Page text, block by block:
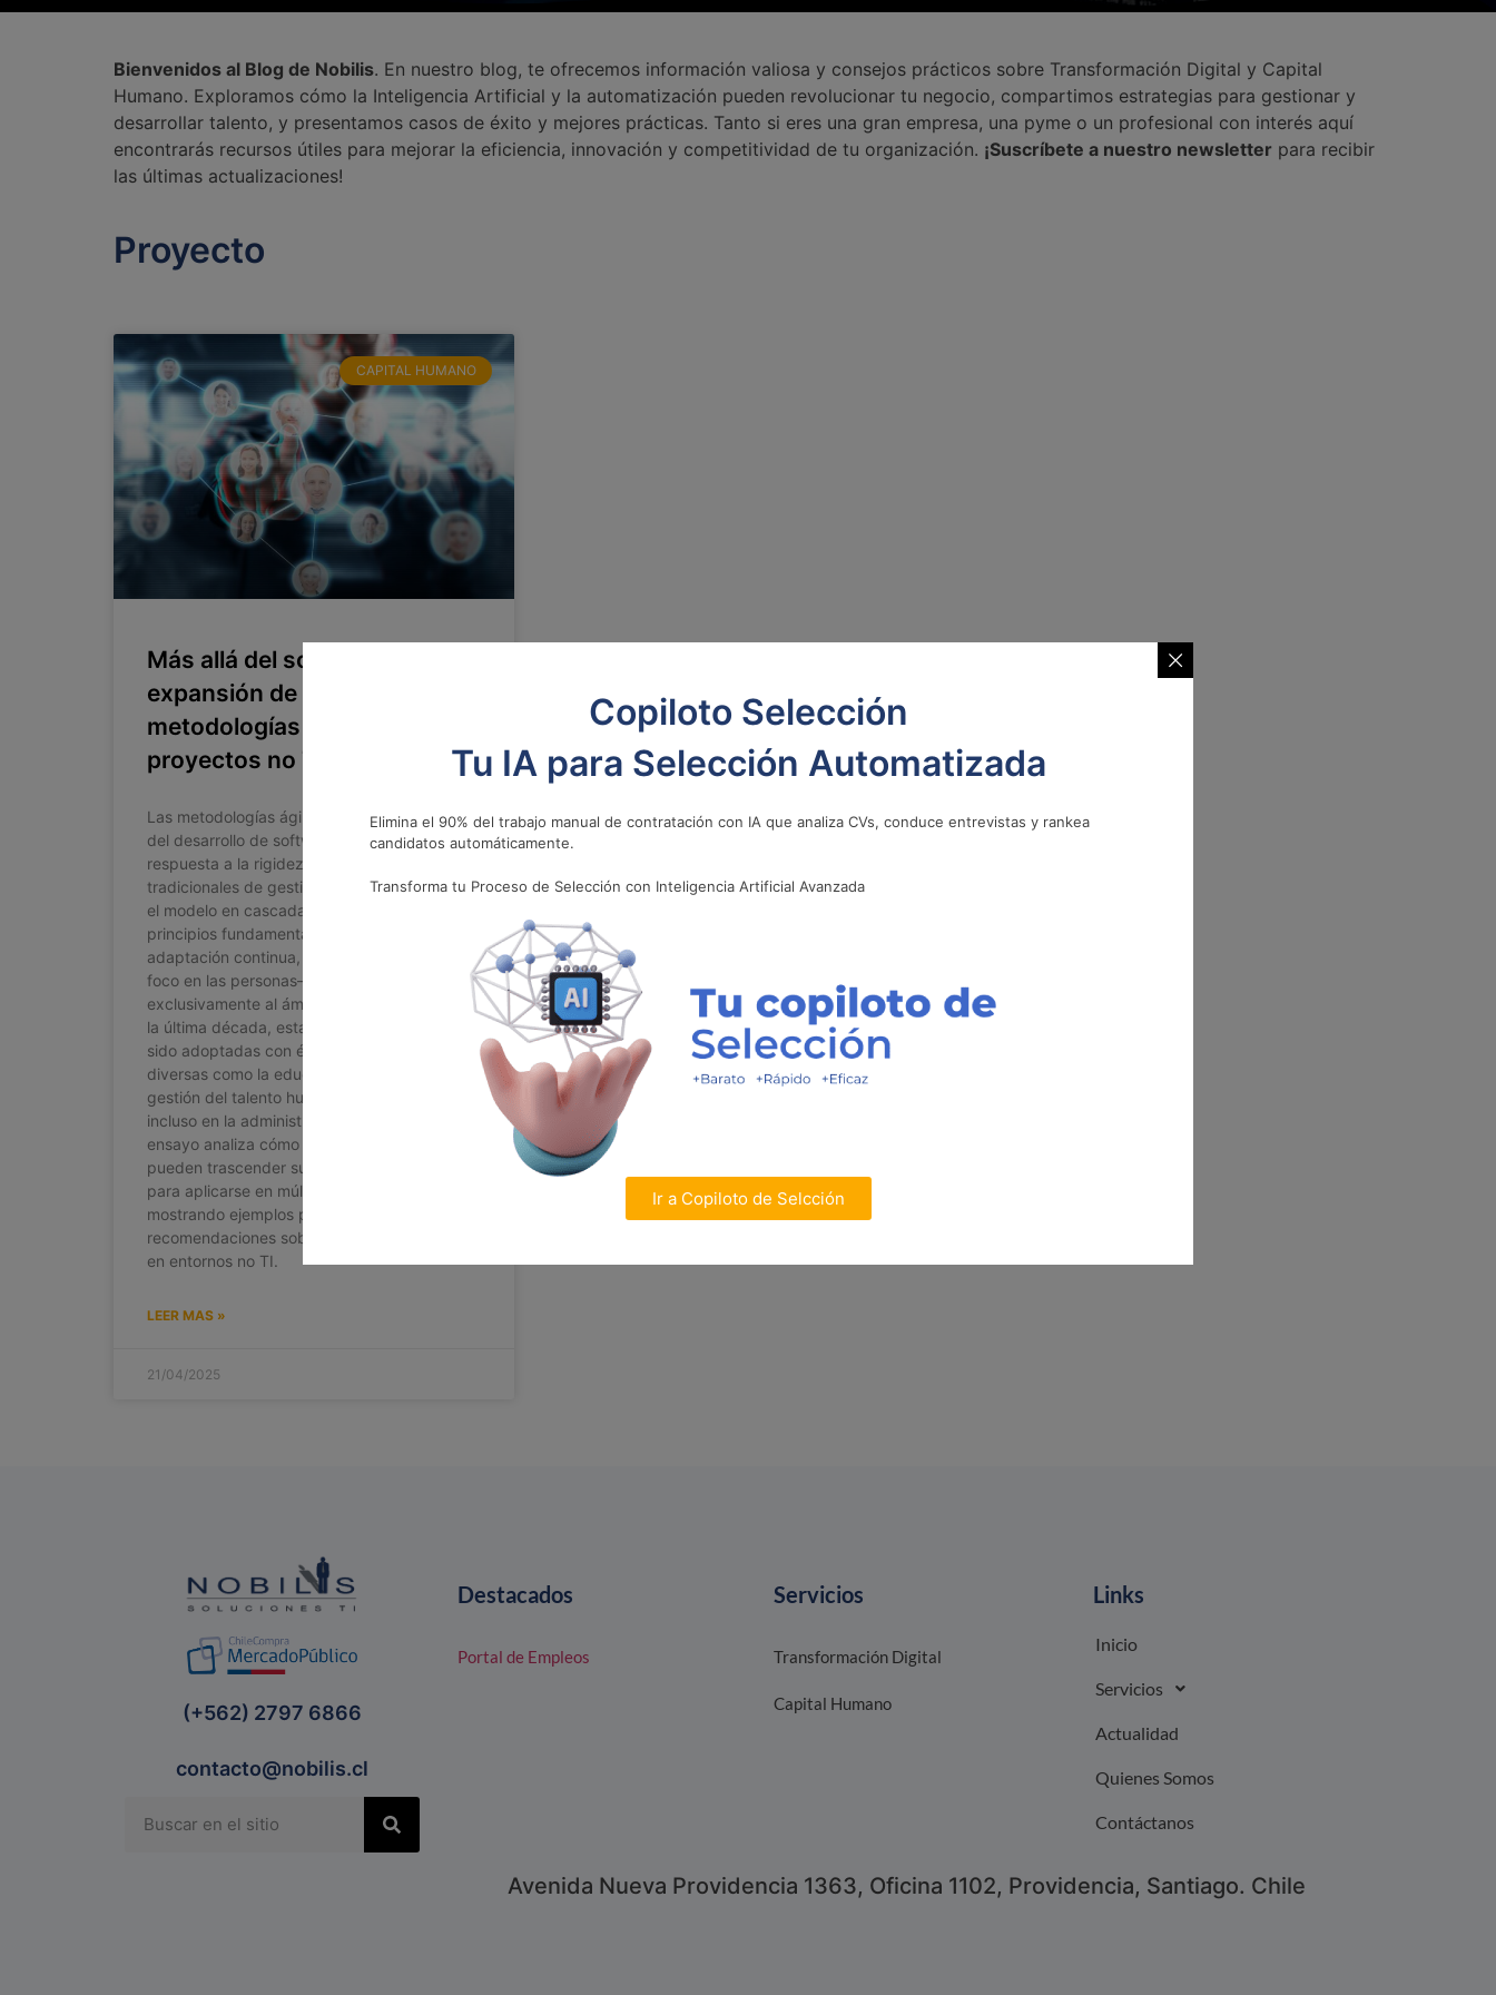
Bienvenidos al Blog de Nobilis. En nuestro blog, te ofrecemos información valiosa y consejos prácticos sobre Transformación Digital y Capital
Humano. Exploramos cómo la Inteligencia Artificial y la automatización pueden revolucionar tu negocio, compartimos estrategias para gestionar y
desarrollar talento, y presentamos casos de éxito y mejores prácticas. Tanto si eres una gran empresa, una pyme o un profesional con interés aquí
encontrarás recursos útiles para mejorar la eficiencia, innovación y competitividad de tu organización. ¡Suscríbete a nuestro newsletter para recibir
las últimas actualizaciones!
Proyecto
CAPITAL HUMANO
Más allá del software: la
expansión de las
metodologías ágiles a
proyectos no TI
Las metodologías ágiles nacieron en el seno
del desarrollo de software como una
respuesta a la rigidez de los enfoques
tradicionales de gestión de proyectos, como
el modelo en cascada. Sin embargo, sus
principios fundamentales —colaboración,
adaptación continua, entrega incremental y
foco en las personas— no se limitan
exclusivamente al ámbito de la tecnología. En
la última década, estas metodologías han
sido adoptadas con éxito en áreas tan
diversas como la educación, el marketing, la
gestión del talento humano, la arquitectura, e
incluso en la administración pública. Este
ensayo analiza cómo las metodologías ágiles
pueden trascender su origen tecnológico
para aplicarse en múltiples contextos,
mostrando ejemplos prácticos y entregando
recomendaciones sobre su implementación
en entornos no TI.
LEER MAS »
21/04/2025
(+562) 2797 6866
contacto@nobilis.cl
Destacados
Portal de Empleos
Servicios
Transformación Digital
Capital Humano
Links
Inicio
Servicios
Actualidad
Quienes Somos
Contáctanos
Avenida Nueva Providencia 1363, Oficina 1102, Providencia, Santiago. Chile
Copiloto Selección
Tu IA para Selección Automatizada
Elimina el 90% del trabajo manual de contratación con IA que analiza CVs, conduce entrevistas y rankea
candidatos automáticamente.
Transforma tu Proceso de Selección con Inteligencia Artificial Avanzada
Ir a Copiloto de Selcción